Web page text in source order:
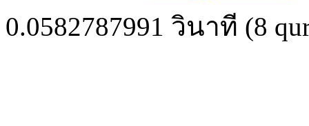
0.0582787991 วินาที (8